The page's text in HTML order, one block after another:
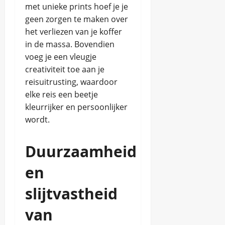
met unieke prints hoef je je
geen zorgen te maken over
het verliezen van je koffer
in de massa. Bovendien
voeg je een vleugje
creativiteit toe aan je
reisuitrusting, waardoor
elke reis een beetje
kleurrijker en persoonlijker
wordt.
Duurzaamheid
en
slijtvastheid
van